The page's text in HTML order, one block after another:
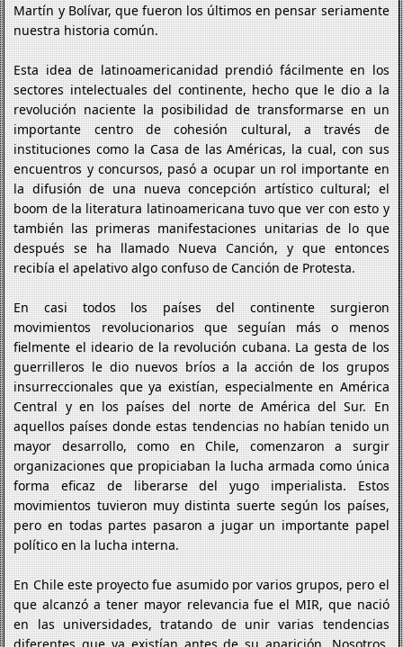
Martín y Bolívar, que fueron los últimos en pensar seriamente
nuestra historia común.
Esta idea de latinoamericanidad prendió fácilmente en los
sectores intelectuales del continente, hecho que le dio a la
revolución naciente la posibilidad de transformarse en un
importante centro de cohesión cultural, a través de
instituciones como la Casa de las Américas, la cual, con sus
encuentros y concursos, pasó a ocupar un rol importante en
la difusión de una nueva concepción artístico cultural; el
boom de la literatura latinoamericana tuvo que ver con esto y
también las primeras manifestaciones unitarias de lo que
después se ha llamado Nueva Canción, y que entonces
recibía el apelativo algo confuso de Canción de Protesta.
En casi todos los países del continente surgieron
movimientos revolucionarios que seguían más o menos
fielmente el ideario de la revolución cubana. La gesta de los
guerrilleros le dio nuevos bríos a la acción de los grupos
insurreccionales que ya existían, especialmente en América
Central y en los países del norte de América del Sur. En
aquellos países donde estas tendencias no habían tenido un
mayor desarrollo, como en Chile, comenzaron a surgir
organizaciones que propiciaban la lucha armada como única
forma eficaz de liberarse del yugo imperialista. Estos
movimientos tuvieron muy distinta suerte según los países,
pero en todas partes pasaron a jugar un importante papel
político en la lucha interna.
En Chile este proyecto fue asumido por varios grupos, pero el
que alcanzó a tener mayor relevancia fue el MIR, que nació
en las universidades, tratando de unir varias tendencias